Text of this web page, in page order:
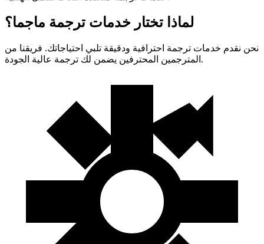
لماذا تختار خدمات ترجمة ماجما؟
نحن نقدم خدمات ترجمة احترافية ودقيقة تلبي احتياجاتك. فريقنا من
المترجمين المحترفين يضمن لك ترجمة عالية الجودة.